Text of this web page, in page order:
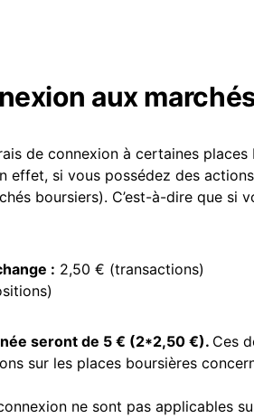
aux
de connexion à certaines
effet, si vous possédez des
boursiers). C’est-à-dire que si
: 2,50 € (transactions)
seront de 5 € (2*2,50 €). Ces
sur les places boursières
ne sont pas applicables